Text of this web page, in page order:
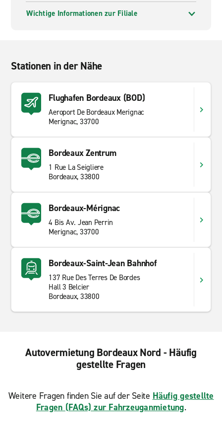
Wichtige Informationen zur Filiale
Stationen in der Nähe
Flughafen Bordeaux (BOD)
Aeroport De Bordeaux Merignac
Merignac, 33700
Bordeaux Zentrum
1 Rue La Seigliere
Bordeaux, 33800
Bordeaux-Mérignac
4 Bis Av. Jean Perrin
Merignac, 33700
Bordeaux-Saint-Jean Bahnhof
137 Rue Des Terres De Bordes
Hall 3 Belcier
Bordeaux, 33800
Autovermietung Bordeaux Nord - Häufig
gestellte Fragen
Weitere Fragen finden Sie auf der Seite Häufig gestellte
Fragen (FAQs) zur Fahrzeuganmietung.